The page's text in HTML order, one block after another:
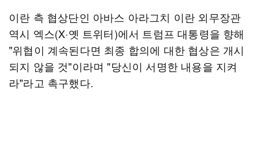
이란 측 협상단인 아바스 아라그치 이란 외무장관
역시 엑스(X·옛 트위터)에서 트럼프 대통령을 향해
"위협이 계속된다면 최종 합의에 대한 협상은 개시
되지 않을 것"이라며 "당신이 서명한 내용을 지켜
라"라고 촉구했다.